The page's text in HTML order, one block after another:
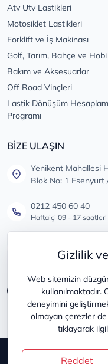
Gizlilik
Web sitemizin
kullanılmaktadır.
deneyimini
olmayan çerezler
tıklayarak
Reddet
Atv Utv Lastikleri
Motosiklet Lastikleri
Forklift ve İş Makinası
Golf, Tarım, Bahçe ve Hobi
Bakım ve Aksesuarlar
Off Road Vinçleri
Lastik Dönüşüm
Programı
BİZE ULAŞIN
Yenikent Mahallesi
Blok No: 1 Esenyurt
0212 450 60 40
Haftaiçi 09 - 17 saatleri
Tüm öneri ve